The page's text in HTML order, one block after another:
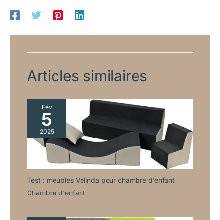
arrondis sans bavure, pour un sommeil sûr et paisible, pour
Articles similaires
Fév
5
2025
Test : meubles Velinda pour chambre d’enfant
Chambre d'enfant